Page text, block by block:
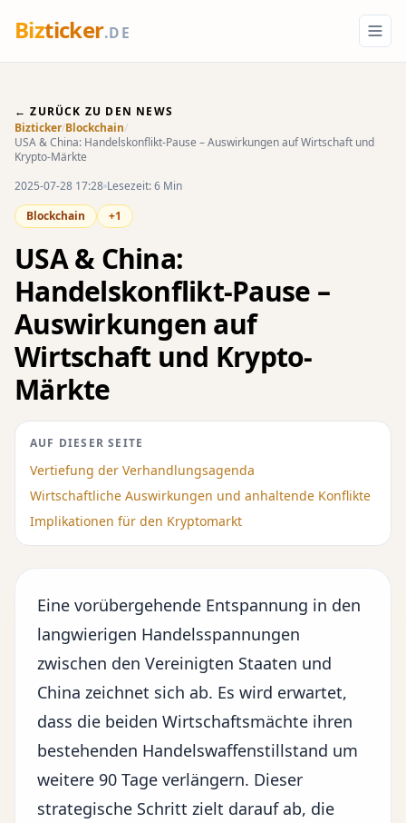
Bizticker.DE
← ZURÜCK ZU DEN NEWS
Bizticker/Blockchain/
USA & China: Handelskonflikt-Pause – Auswirkungen auf Wirtschaft und
Krypto-Märkte
2025-07-28 17:28 Lesezeit: 6 Min
Blockchain
+1
USA & China:
Handelskonflikt-Pause –
Auswirkungen auf
Wirtschaft und Krypto-
Märkte
AUF DIESER SEITE
Vertiefung der Verhandlungsagenda
Wirtschaftliche Auswirkungen und anhaltende Konflikte
Implikationen für den Kryptomarkt
Eine vorübergehende Entspannung in den
langwierigen Handelsspannungen
zwischen den Vereinigten Staaten und
China zeichnet sich ab. Es wird erwartet,
dass die beiden Wirtschaftsmächte ihren
bestehenden Handelswaffenstillstand um
weitere 90 Tage verlängern. Dieser
strategische Schritt zielt darauf ab, die